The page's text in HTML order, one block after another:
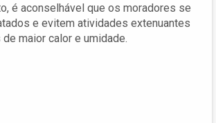
é aconselhável que os moradores se
e evitem atividades extenuantes
maior calor e umidade.